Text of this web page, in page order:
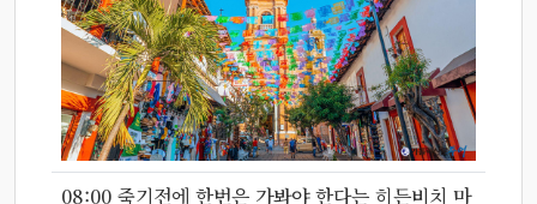
08:00 죽기전에 한번은 가봐야 한다는 히든비치 마